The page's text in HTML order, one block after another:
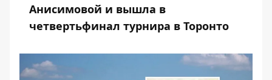
Анисимовой и вышла в
четвертьфинал турнира в Торонто